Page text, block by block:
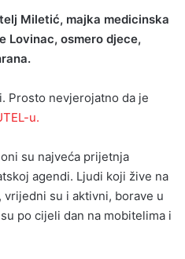
Miletić, majka medicinska
Lovinac, osmero djece,
Prosto nevjerojatno da je
u.
su najveća prijetnja
agendi. Ljudi koji žive na
su i aktivni, borave u
po cijeli dan na mobitelima i